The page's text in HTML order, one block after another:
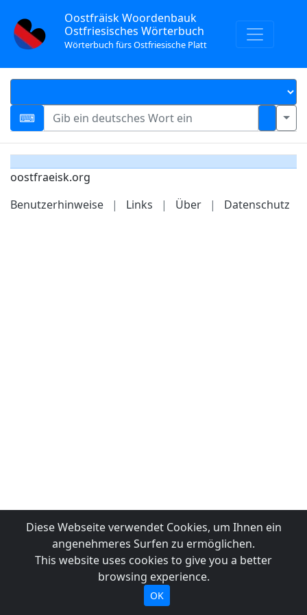
Oostfräisk Woordenbauk
Ostfriesisches Wörterbuch
Wörterbuch fürs Ostfriesische Platt
oostfraeisk.org
Benutzerhinweise
| Links | Über | Datenschutz
Diese Webseite verwendet Cookies, um Ihnen ein
angenehmeres Surfen zu ermöglichen.
This website uses cookies to give you a better
browsing experience.
OK